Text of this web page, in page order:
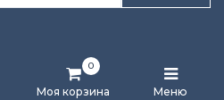
Моя корзина
0
Меню